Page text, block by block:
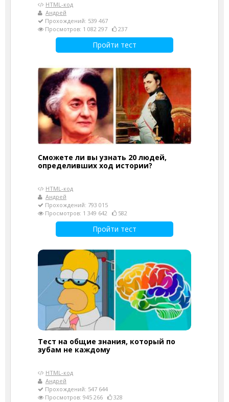
HTML-код
Андрей
Прохождений: 539 467
Просмотров: 1 082 297
237
Пройти тест
Сможете ли вы узнать 20 людей,
определивших ход истории?
HTML-код
Андрей
Прохождений: 793 015
Просмотров: 1 349 642
582
Пройти тест
Тест на общие знания, который по
зубам не каждому
HTML-код
Андрей
Прохождений: 547 644
Просмотров: 945 266
328